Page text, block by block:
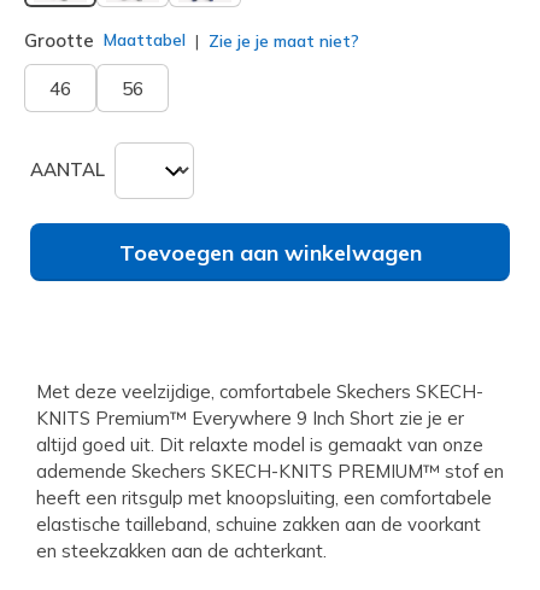
geselecteerd
Grootte Maattabel Zie je je maat niet?
46 56
AANTAL
Toevoegen aan winkelwagen
Met deze veelzijdige, comfortabele Skechers SKECH-
KNITS Premium™ Everywhere 9 Inch Short zie je er
altijd goed uit. Dit relaxte model is gemaakt van onze
ademende Skechers SKECH-KNITS PREMIUM™ stof en
heeft een ritsgulp met knoopsluiting, een comfortabele
elastische tailleband, schuine zakken aan de voorkant
en steekzakken aan de achterkant.